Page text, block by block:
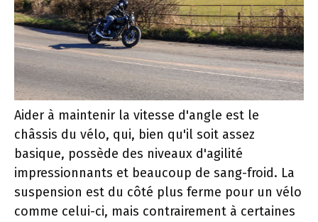
Aider à maintenir la vitesse d'angle est le
châssis du vélo, qui, bien qu'il soit assez
basique, possède des niveaux d'agilité
impressionnants et beaucoup de sang-froid. La
suspension est du côté plus ferme pour un vélo
comme celui-ci, mais contrairement à certaines